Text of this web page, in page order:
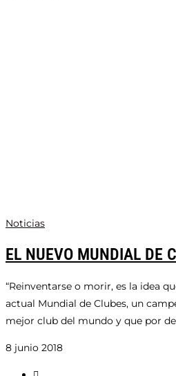
Noticias
EL NUEVO MUNDIAL DE
“Reinventarse o morir, es la idea
actual Mundial de Clubes, un
mejor club del mundo y que por
8 junio 2018